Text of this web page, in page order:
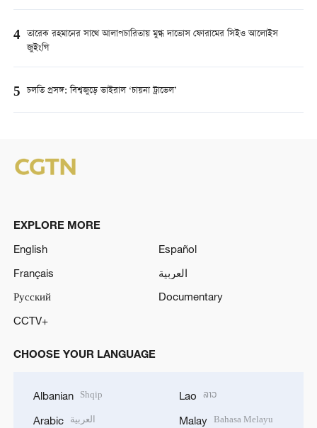
4 তারেক রহমানের সাথে আলাপচারিতায় মুগ্ধ দাভোস ফোরামের সিইও আলোইস
জুইংগি
5 চলতি প্রসঙ্গ: বিশ্বজুড়ে ভাইরাল ‘চায়না ট্রাভেল’
EXPLORE MORE
English
Español
Français
العربية
Русский
Documentary
CCTV+
CHOOSE YOUR LANGUAGE
Albanian Shqip
Arabic العربية
Lao ລາວ
Malay Bahasa Melayu